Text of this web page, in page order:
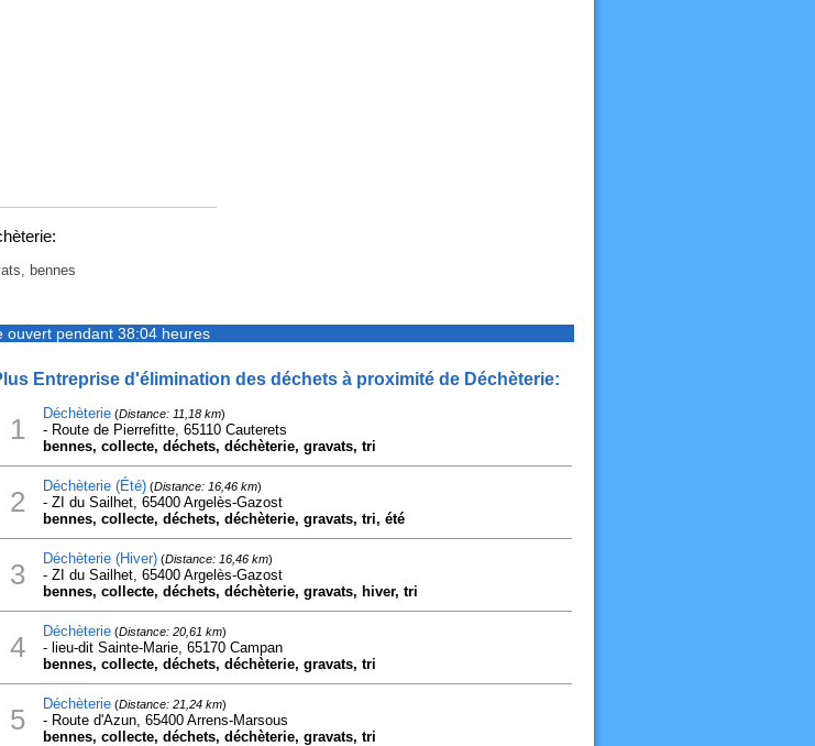
bennes
ouvert pendant 38:04 heures
Entreprise d'élimination des déchets à proximité de Déchèterie:
1 Déchèterie(Distance: 11,18 km)
- Route de Pierrefitte, 65110 Cauterets
bennes, collecte, déchets, déchèterie, gravats, tri
2 Déchèterie (Été)(Distance: 16,46 km)
- ZI du Sailhet, 65400 Argelès-Gazost
bennes, collecte, déchets, déchèterie, gravats, tri, été
3 Déchèterie (Hiver)(Distance: 16,46 km)
- ZI du Sailhet, 65400 Argelès-Gazost
bennes, collecte, déchets, déchèterie, gravats, hiver, tri
4 Déchèterie(Distance: 20,61 km)
- lieu-dit Sainte-Marie, 65170 Campan
bennes, collecte, déchets, déchèterie, gravats, tri
5 Déchèterie(Distance: 21,24 km)
- Route d'Azun, 65400 Arrens-Marsous
bennes, collecte, déchets, déchèterie, gravats, tri